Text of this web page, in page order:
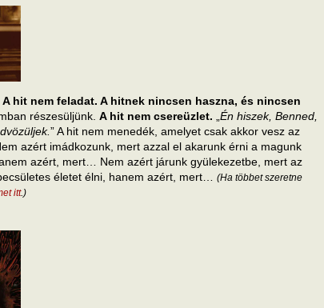
A hit nem feladat. A hitnek nincsen haszna, és nincsen
részesüljünk. A hit nem csereüzlet. „Én hiszek, Benned,
” A hit nem menedék, amelyet csak akkor vesz az
azért imádkozunk, mert azzal el akarunk érni a magunk
azért, mert… Nem azért járunk gyülekezetbe, mert az
életet élni, hanem azért, mert… (Ha többet szeretne
itt.)